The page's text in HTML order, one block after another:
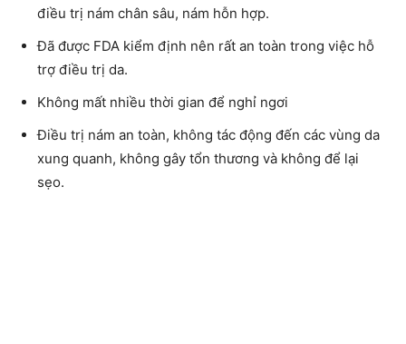
điều trị nám chân sâu, nám hỗn hợp.
Đã được FDA kiểm định nên rất an toàn trong việc hỗ
trợ điều trị da.
Không mất nhiều thời gian để nghỉ ngơi
Điều trị nám an toàn, không tác động đến các vùng da
xung quanh, không gây tổn thương và không để lại
sẹo.